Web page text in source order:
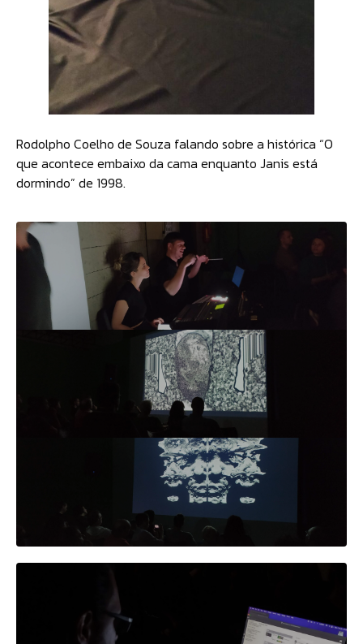
Rodolpho Coelho de Souza falando sobre a histórica “O
que acontece embaixo da cama enquanto Janis está
dormindo” de 1998.